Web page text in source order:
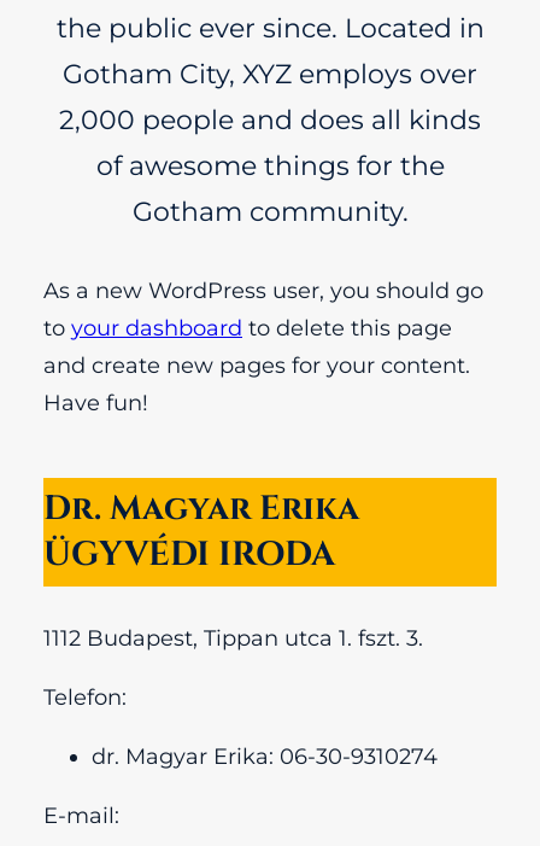
the public ever since. Located in
Gotham City, XYZ employs over
2,000 people and does all kinds
of awesome things for the
Gotham community.
As a new WordPress user, you should go
to your dashboard to delete this page
and create new pages for your content.
Have fun!
Dr. Magyar Erika
ÜGYVÉDI IRODA
1112 Budapest, Tippan utca 1. fszt. 3.
Telefon:
dr. Magyar Erika: 06-30-9310274
E-mail: